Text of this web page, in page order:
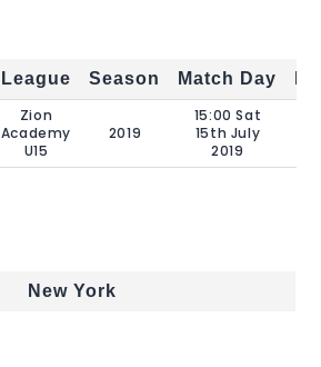
League Season Match Day
Zion
Academy
U15
2019
15:00 Sat
15th July
2019
New York